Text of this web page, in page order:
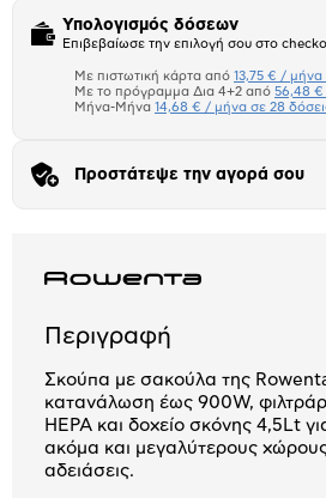
Υπολογισμός δόσεων
Επιβεβαίωσε την επιλογή σου στο
Πιστωτική κάρτα
Μήνα Μήνα
Με πιστωτική κάρτα από 13,75 € / μήνα
Με το πρόγραμμα Δια 4+2 από 56,48 €
Μήνα-Μήνα 14,68 € / μήνα σε 28
Προστάτεψε την αγορά σου
Περιγραφή
Σκούπα με σακούλα της
κατανάλωση έως 900W,
HEPA και δοχείο σκόνης 4,5Lt
ακόμα και μεγαλύτερους
αδειάσεις.